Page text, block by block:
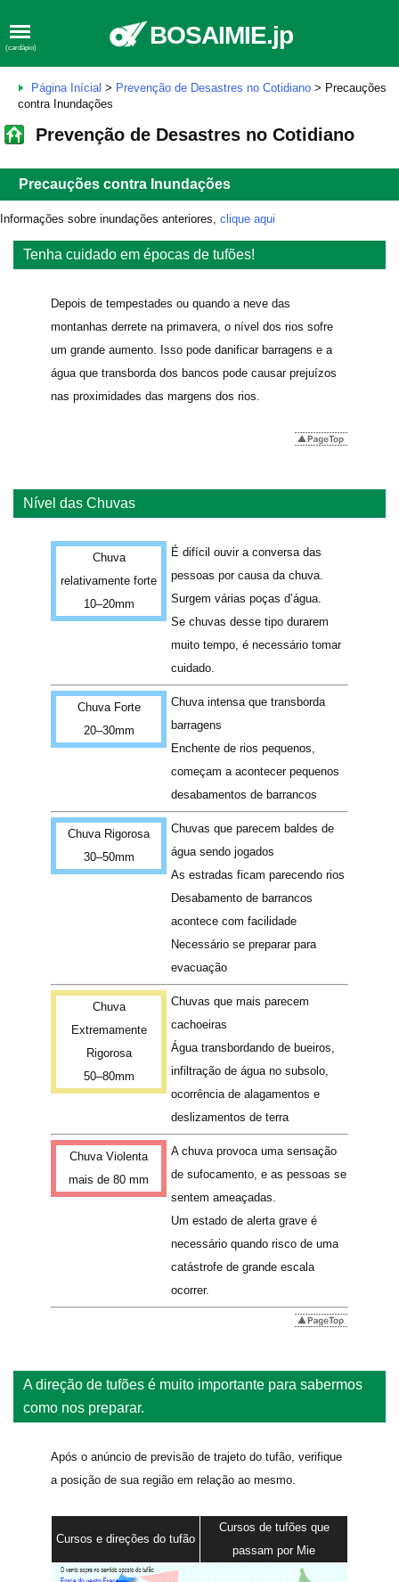
(cardápio) BOSAIMIE.jp
Página Inícial > Prevenção de Desastres no Cotidiano > Precauções
contra Inundações
Prevenção de Desastres no Cotidiano
Precauções contra Inundações
Informações sobre inundações anteriores, clique aqui
Tenha cuidado em épocas de tufões!
Depois de tempestades ou quando a neve das
montanhas derrete na primavera, o nível dos rios sofre
um grande aumento. Isso pode danificar barragens e a
água que transborda dos bancos pode causar prejuízos
nas proximidades das margens dos rios.
Nível das Chuvas
Chuva
relativamente forte
10–20mm
É difícil ouvir a conversa das
pessoas por causa da chuva.
Surgem várias poças d’água.
Se chuvas desse tipo durarem
muito tempo, é necessário tomar
cuidado.
Chuva Forte
20–30mm
Chuva intensa que transborda
barragens
Enchente de rios pequenos,
começam a acontecer pequenos
desabamentos de barrancos
Chuva Rigorosa
30–50mm
Chuvas que parecem baldes de
água sendo jogados
As estradas ficam parecendo rios
Desabamento de barrancos
acontece com facilidade
Necessário se preparar para
evacuação
Chuva
Extremamente
Rigorosa
50–80mm
Chuvas que mais parecem
cachoeiras
Água transbordando de bueiros,
infiltração de água no subsolo,
ocorrência de alagamentos e
deslizamentos de terra
Chuva Violenta
mais de 80 mm
A chuva provoca uma sensação
de sufocamento, e as pessoas se
sentem ameaçadas.
Um estado de alerta grave é
necessário quando risco de uma
catástrofe de grande escala
ocorrer.
A direção de tufões é muito importante para sabermos
como nos preparar.
Após o anúncio de previsão de trajeto do tufão, verifique
a posição de sua região em relação ao mesmo.
Cursos e direções do tufão
Cursos de tufões que
passam por Mie